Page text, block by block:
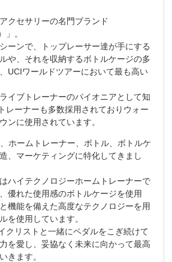
クセサリーの名門ブランド
」。
ーンで、トップレーサー達が手にする
や、それを収納するボトルケージの多
UCIワールドツアーにおいて最も高い
イブトレーナーのパイオニアとして知
レーナーも多数採用されておりウォー
ンに使用されています。
ホームトレーナー、ボトル、ボトルケ
、マーケティングに特化してきまし
ハイテクノロジーホームトレーナーで
優れた使用感のボトルケージを使用
機能を備えた高度なテクノロジーを用
を使用しています。
クリストと一緒にペダルをこぎ続けて
を愛し、妥協なく未来に向かって最高
きます。